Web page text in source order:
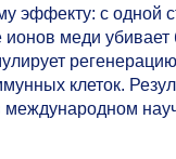
эффекту: с одной
меди убивает
клеток.
международном